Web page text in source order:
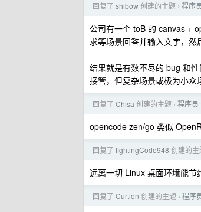
回复了 shibow创建的主题 › 程序
公司有一个 toB 的 canvas +
求等场景回答并输入文字，然
结果就是有数不尽的 bug 和
接管，但复杂场景或极为小众
回复了 Chisa 创建的主题 › 程序员
opencode zen/go 类似
回复了 fightingCode948 创建的主
远离一切 Linux 桌面环境能节
回复了 Curtion 创建的主题 › 程序